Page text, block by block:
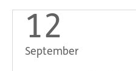
12
September